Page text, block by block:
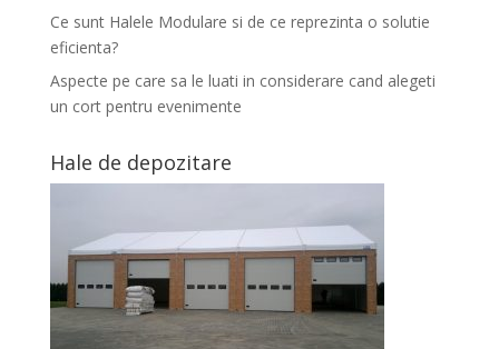
Ce sunt Halele Modulare si de ce reprezinta o solutie
eficienta?
Aspecte pe care sa le luati in considerare cand alegeti
un cort pentru evenimente
Hale de depozitare